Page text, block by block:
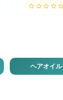
ヘアオイル